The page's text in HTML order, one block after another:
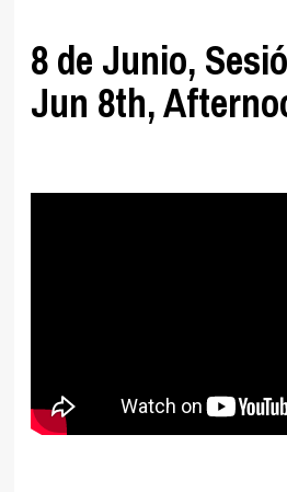
8 de Junio,
Jun 8th,